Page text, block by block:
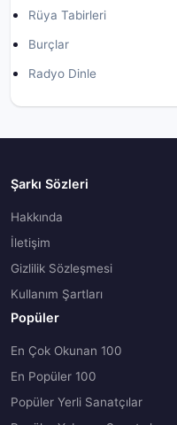
Rüya Tabirleri
Burçlar
Radyo Dinle
Şarkı Sözleri
Hakkında
İletişim
Gizlilik Sözleşmesi
Kullanım Şartları
Popüler
En Çok Okunan 100
En Popüler 100
Popüler Yerli Sanatçılar